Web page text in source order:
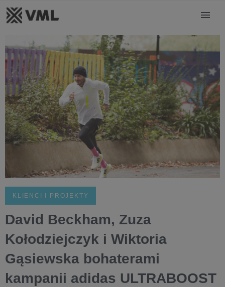
KLIENCI I PROJEKTY
David Beckham, Zuza
Kołodziejczyk i Wiktoria
Gąsiewska bohaterami
kampanii adidas ULTRABOOST